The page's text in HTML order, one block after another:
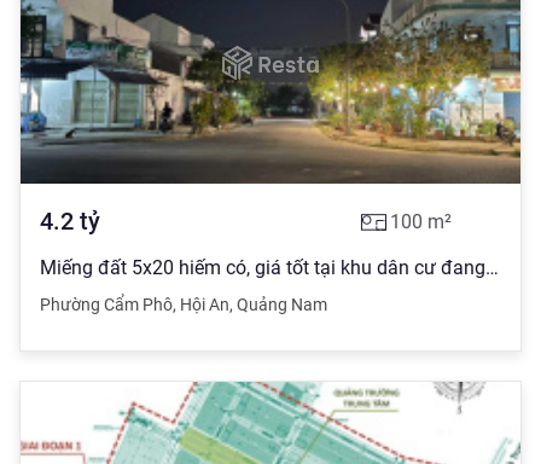
4.2 tỷ 100 m²
Miếng đất 5x20 hiếm có, giá tốt tại khu dân cư đang hot của Hội An - Lâm Sa, Tu Lễ
Phường Cẩm Phô, Hội An, Quảng Nam